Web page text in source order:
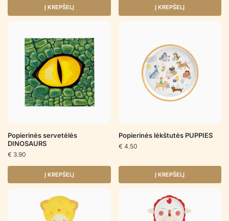
Į KREPŠELĮ Į KREPŠELĮ
Popierinės servetėlės
DINOSAURS
€ 3.90
Į KREPŠELĮ
Popierinės lėkštutės PUPPIES
€ 4.50
Į KREPŠELĮ